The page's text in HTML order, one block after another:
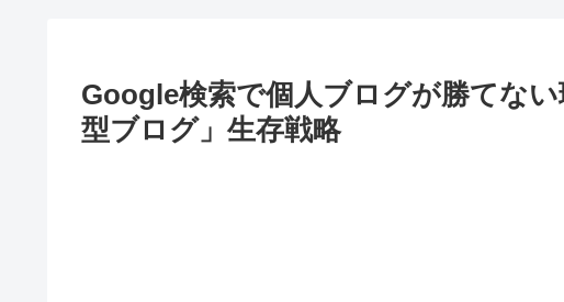
Google検索で個人ブログが勝てな
型ブログ」生存戦略